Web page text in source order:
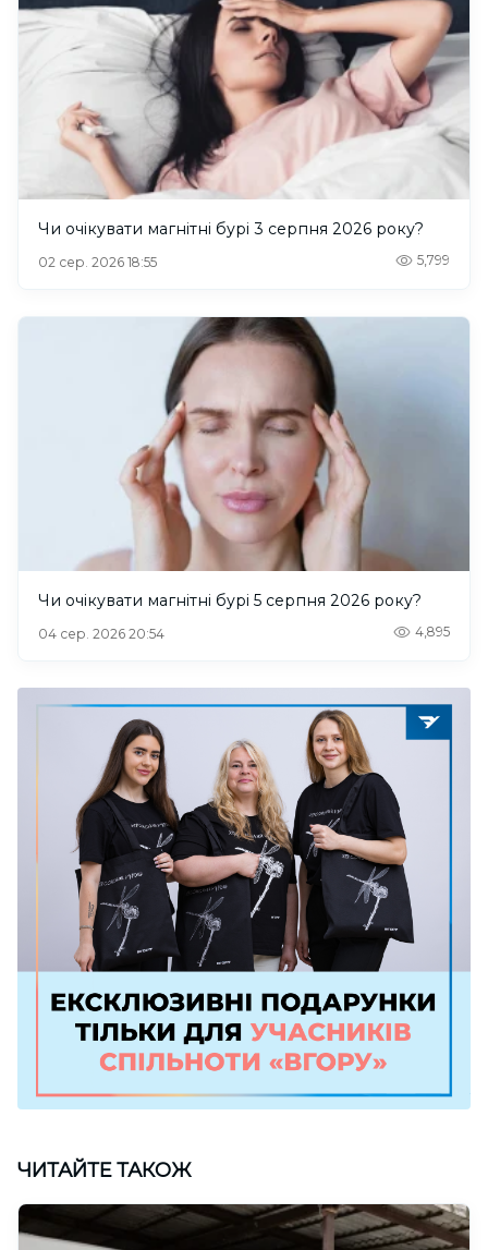
Чи очікувати магнітні бурі 3 серпня 2026 року?
02 сер. 2026 18:55 5,799
Чи очікувати магнітні бурі 5 серпня 2026 року?
04 сер. 2026 20:54 4,895
ЧИТАЙТЕ ТАКОЖ